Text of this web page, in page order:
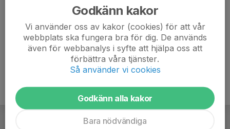
Godkänn kakor
Vi använder oss av kakor (cookies) för att vår
webbplats ska fungera bra för dig. De används
även för webbanalys i syfte att hjälpa oss att
förbättra våra tjänster.
Så använder vi cookies
Godkänn alla kakor
Bara nödvändiga